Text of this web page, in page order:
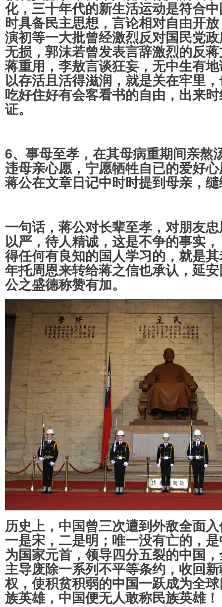
化，三十年代的新生活运动是符合
时具备民主思想，言论相对自由开
演初等一大批曾经激烈反对国民党
无损，郭沫若曾发表言辞激烈的反
蒋重用，李敖言谈狂妄，无中生有
以存活且活得滋润，就是关在牢里
吃好住好有会客看书的自由，出来
证。
6、事母至孝，在其母病重期间亲熬
违母亲心愿，宁愿牺牲自已的爱好
蒋公在文章日记中时时提到母亲，
一句话，蒋公对长辈至孝，对朋友
以严，待人精诚，这是不争的事实
得任何有良知的国人学习的，就是
年托周恩来转给蒋之信也承认，延
公之盛德称赞有加。
历史上，中国曾三次遭到外敌全面
一是宋，二是明；唯一没有亡的，
为国家元首，领导四分五裂的中国
主导废除一系列不平等条约，收回
权，使积贫积弱的中国一跃成为全
族英雄，中国便无人敢称民族英雄！